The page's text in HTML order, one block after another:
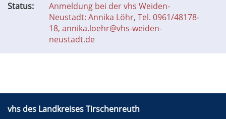
Status:
Anmeldung bei der vhs Weiden-
Neustadt: Annika Löhr, Tel. 0961/48178-
18, annika.loehr@vhs-weiden-
neustadt.de
vhs des Landkreises Tirschenreuth